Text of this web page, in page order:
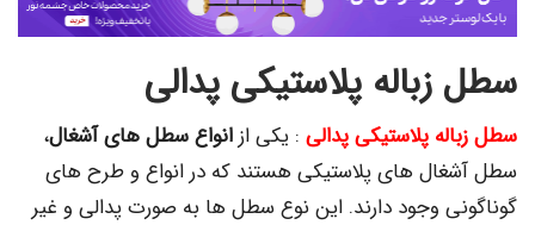
پلاستیکی پدالی
پلاستیکی پدالی: یکی ازانواع سطل های آشغال،
های پلاستیکی هستند که در انواع و طرح های
وجود دارند. این نوع سطل ها به صورت پدالی و غیر